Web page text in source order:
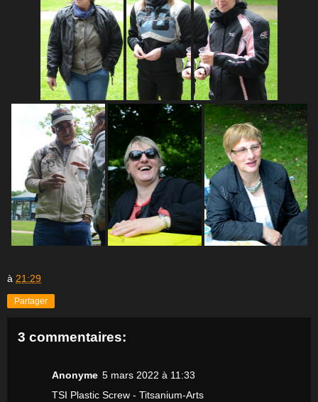
à 21:29
Partager
3 commentaires:
Anonyme 5 mars 2022 à 11:33
TSI Plastic Screw - Titsanium-Arts